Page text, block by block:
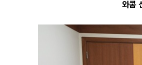
와콤